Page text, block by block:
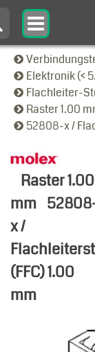
Elektronik (<
Flachleiter-
Raster 1.00
52808-x /
Raster 1.00
mm
x /
(FFC) 1.00
mm
Typen-